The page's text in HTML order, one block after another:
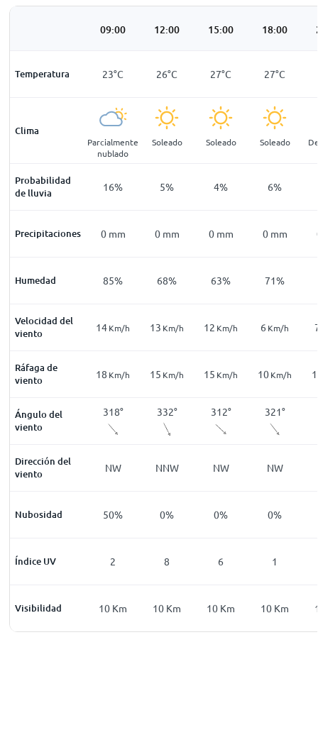
09:00 12:00 15:00 18:00
Temperatura
C 21°C 23°C 26°C 27°C 27°C
Clima
Parcialmente
nublado
Soleado Soleado Soleado
Probabilidad
de lluvia21% 16% 5% 4% 6%
Precipitaciones
mm 0mm 0 mm 0 mm 0 mm 0 mm
Humedad
94 85% 68% 63% 71%
Velocidad del
viento
Km/h 9 Km/h 14Km/h 13 Km/h 12 Km/h 6 Km/h
Ráfaga de
viento
Km/h 19Km/h 18 Km/h 15 Km/h 15 Km/h 10Km/h
Ángulo del
viento
253 318° 332° 312° 321°
Dirección del
viento WSW NW NNW NW NW
Nubosidad
3% 50% 0% 0% 0%
Índice UV 2 8 6 1
Visibilidad
Km 0Km 10 Km 10 Km 10 Km 10 Km